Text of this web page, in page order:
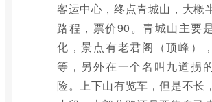
客运中心，终点青城山，大概
路程，票价90。青城山主要
化，景点有老君阁（顶峰）
等，另外在一个名叫九道拐
险。上下山有览车，但是不长